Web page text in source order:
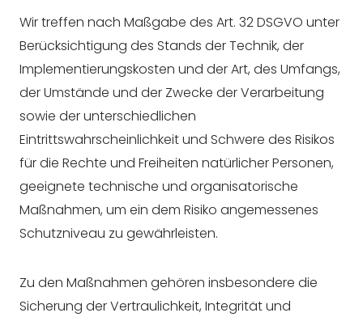
Wir treffen nach Maßgabe des Art. 32 DSGVO unter
Berücksichtigung des Stands der Technik, der
Implementierungskosten und der Art, des Umfangs,
der Umstände und der Zwecke der Verarbeitung
sowie der unterschiedlichen
Eintrittswahrscheinlichkeit und Schwere des Risikos
für die Rechte und Freiheiten natürlicher Personen,
geeignete technische und organisatorische
Maßnahmen, um ein dem Risiko angemessenes
Schutzniveau zu gewährleisten.
Zu den Maßnahmen gehören insbesondere die
Sicherung der Vertraulichkeit, Integrität und